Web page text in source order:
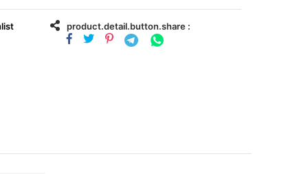
product.detail.button.share :